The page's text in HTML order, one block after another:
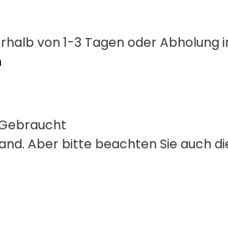
von 1-3 Tagen oder Abholung
Aber bitte beachten Sie auch